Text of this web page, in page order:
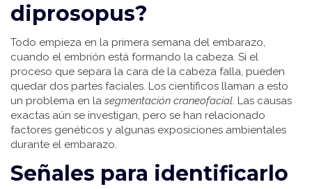
diprosopus?
Todo empieza en la primera semana del embarazo,
cuando el embrión está formando la cabeza. Si el
proceso que separa la cara de la cabeza falla, pueden
quedar dos partes faciales. Los científicos llaman a esto
un problema en la segmentación craneofacial. Las causas
exactas aún se investigan, pero se han relacionado
factores genéticos y algunas exposiciones ambientales
durante el embarazo.
Señales para identificarlo